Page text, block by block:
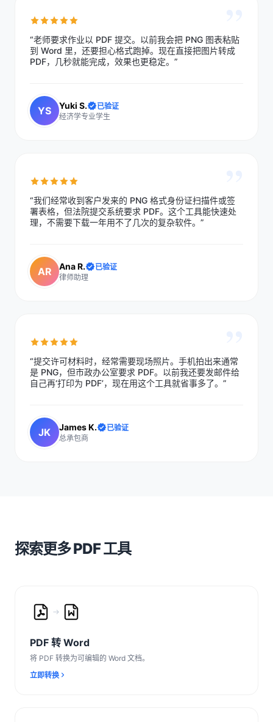
“老师要求作业以 PDF 提交。以前我会把 PNG 图表粘贴
到 Word 里，还要担心格式跑掉。现在直接把图片转成
PDF，几秒就能完成，效果也更稳定。”
YS Yuki S.
已验证
经济学专业学生
“我们经常收到客户发来的 PNG 格式身份证扫描件或签
署表格，但法院提交系统要求 PDF。这个工具能快速处
理，不需要下载一年用不了几次的复杂软件。”
AR Ana R.
已验证
律师助理
“提交许可材料时，经常需要现场照片。手机拍出来通常
是 PNG，但市政办公室要求 PDF。以前我还要发邮件给
自己再‘打印为 PDF’，现在用这个工具就省事多了。”
JK James K.
已验证
总承包商
探索更多 PDF 工具
PDF 转 Word
将 PDF 转换为可编辑的 Word 文档。
立即转换